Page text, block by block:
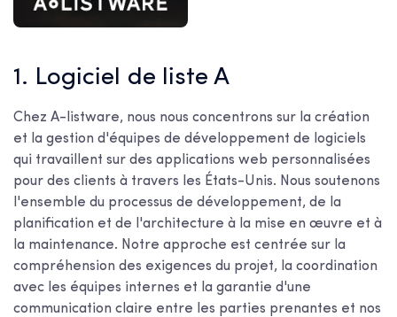
1. Logiciel de liste A
Chez A-listware, nous nous concentrons sur la création
et la gestion d'équipes de développement de logiciels
qui travaillent sur des applications web personnalisées
pour des clients à travers les États-Unis. Nous soutenons
l'ensemble du processus de développement, de la
planification et de l'architecture à la mise en œuvre et à
la maintenance. Notre approche est centrée sur la
compréhension des exigences du projet, la coordination
avec les équipes internes et la garantie d'une
communication claire entre les parties prenantes et nos